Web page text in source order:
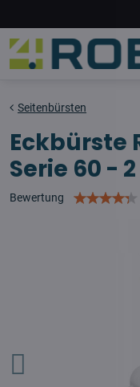
Seitenbürsten
Eckbürste
Serie 60 -
Bewertung